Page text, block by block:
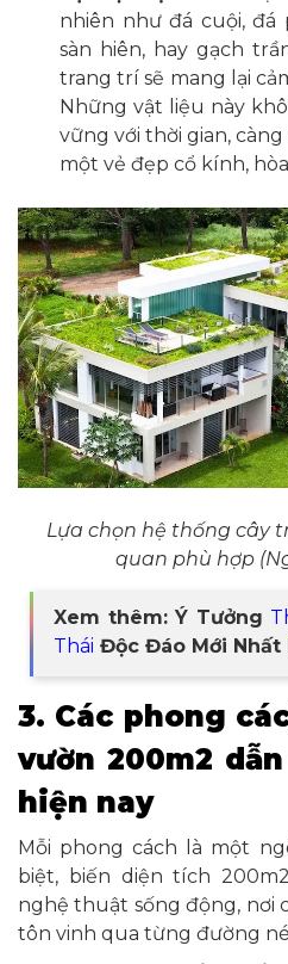
nhiên như đá cuội, đá
sàn hiên, hay gạch
trang trí sẽ mang lại
Những vật liệu này
vững với thời gian,
một vẻ đẹp cổ kính,
Lựa chọn hệ thống cây
quan phù hợp
Xem thêm: Ý Tưởng
Thái Độc Đáo Mới Nhất
3. Các phong
vườn 200m2
hiện nay
Mỗi phong cách là một
biệt, biến diện tích
nghệ thuật sống động, nơi
tôn vinh qua từng đường